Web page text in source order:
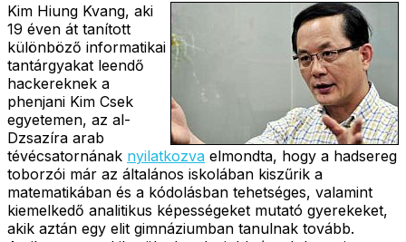
Kim Hiung Kvang, aki
19 éven át tanított
különböző informatikai
tantárgyakat leendő
hackereknek a
phenjani Kim Csek
egyetemen, az al-
Dzsazíra arab
tévécsatornának nyilatkozva elmondta, hogy a hadsereg
toborzói már az általános iskolában kiszűrik a
matematikában és a kódolásban tehetséges, valamint
kiemelkedő analitikus képességeket mutató gyerekeket,
akik aztán egy elit gimnáziumban tanulnak tovább.